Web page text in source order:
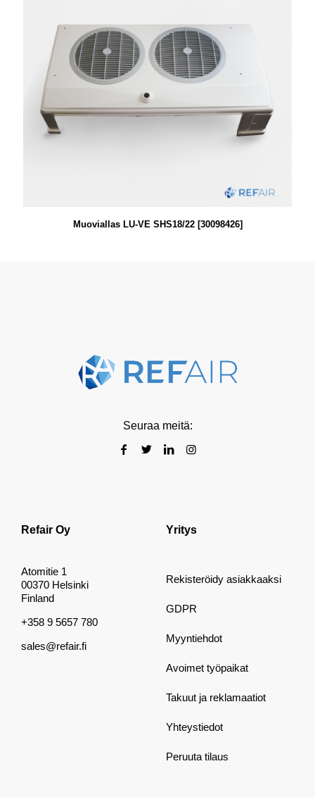
Muoviallas LU-VE SHS18/22 [30098426]
Seuraa meitä:
Refair Oy
Atomitie 1
00370 Helsinki
Finland
+358 9 5657 780
sales@refair.fi
Yritys
Rekisteröidy asiakkaaksi
GDPR
Myyntiehdot
Avoimet työpaikat
Takuut ja reklamaatiot
Yhteystiedot
Peruuta tilaus